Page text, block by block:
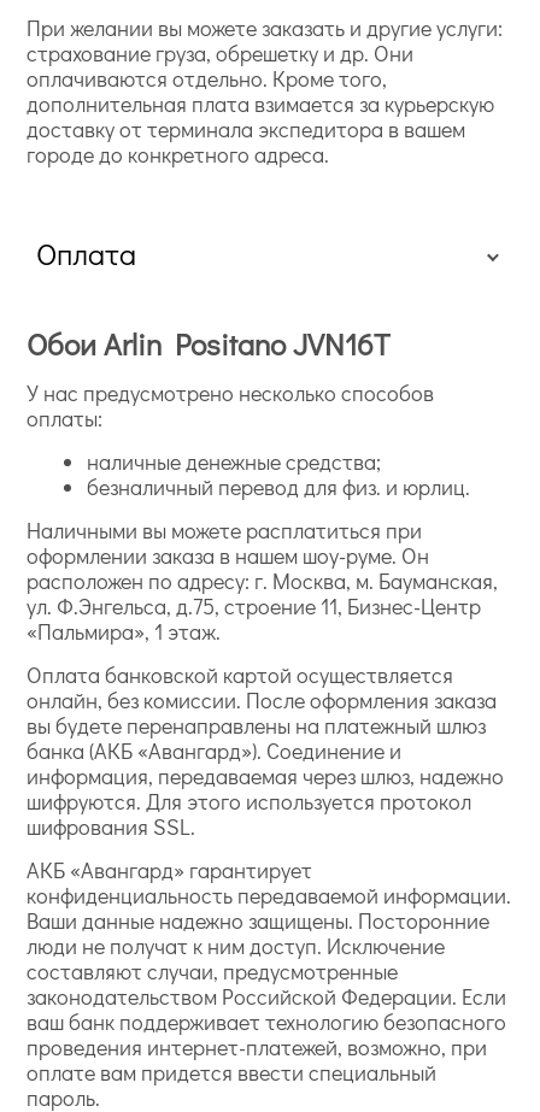
При желании вы можете заказать и другие услуги:
страхование груза, обрешетку и др. Они
оплачиваются отдельно. Кроме того,
дополнительная плата взимается за курьерскую
доставку от терминала экспедитора в вашем
городе до конкретного адреса.
Оплата
Обои Arlin Positano JVN16T
У нас предусмотрено несколько способов
оплаты:
наличные денежные средства;
безналичный перевод для физ. и юрлиц.
Наличными вы можете расплатиться при
оформлении заказа в нашем шоу-руме. Он
расположен по адресу: г. Москва, м. Бауманская,
ул. Ф.Энгельса, д.75, строение 11, Бизнес-Центр
«Пальмира», 1 этаж.
Оплата банковской картой осуществляется
онлайн, без комиссии. После оформления заказа
вы будете перенаправлены на платежный шлюз
банка (АКБ «Авангард»). Соединение и
информация, передаваемая через шлюз, надежно
шифруются. Для этого используется протокол
шифрования SSL.
АКБ «Авангард» гарантирует
конфиденциальность передаваемой информации.
Ваши данные надежно защищены. Посторонние
люди не получат к ним доступ. Исключение
составляют случаи, предусмотренные
законодательством Российской Федерации. Если
ваш банк поддерживает технологию безопасного
проведения интернет-платежей, возможно, при
оплате вам придется ввести специальный
пароль.